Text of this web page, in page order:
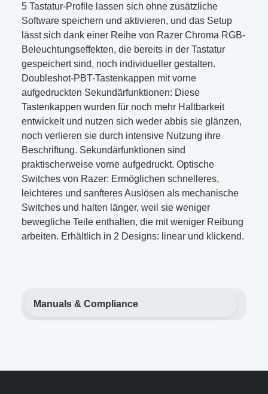
5 Tastatur-Profile lassen sich ohne zusätzliche
Software speichern und aktivieren, und das Setup
lässt sich dank einer Reihe von Razer Chroma RGB-
Beleuchtungseffekten, die bereits in der Tastatur
gespeichert sind, noch individueller gestalten.
Doubleshot-PBT-Tastenkappen mit vorne
aufgedruckten Sekundärfunktionen: Diese
Tastenkappen wurden für noch mehr Haltbarkeit
entwickelt und nutzen sich weder abbis sie glänzen,
noch verlieren sie durch intensive Nutzung ihre
Beschriftung. Sekundärfunktionen sind
praktischerweise vorne aufgedruckt. Optische
Switches von Razer: Ermöglichen schnelleres,
leichteres und sanfteres Auslösen als mechanische
Switches und halten länger, weil sie weniger
bewegliche Teile enthalten, die mit weniger Reibung
arbeiten. Erhältlich in 2 Designs: linear und klickend.
Manuals & Compliance